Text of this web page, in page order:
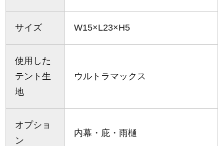
サイズ W15×L23×H5
使用した
テント生
地
ウルトラマックス
オプショ
ン
内幕・庇・雨樋